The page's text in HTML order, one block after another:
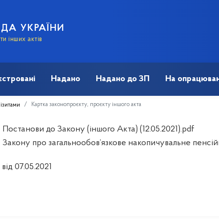
УКРАЇНИ
інших актів
Надано Надано до ЗП На
Картка законопроєкту, проєкту іншого акта
до Закону (іншого Акта) (12.05.2021).pdf
про загальнообов’язкове накопичувальне
від 07.05.2021